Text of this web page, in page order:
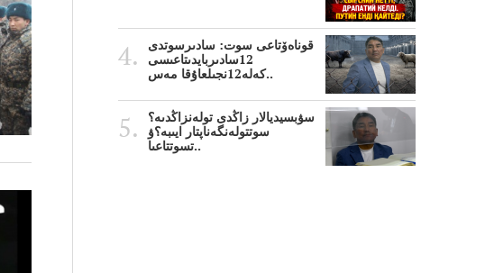
قوناەۆتاعى سوت: سادىرسوتدى
12سادىربايدىتاعىسى
كەلە12نجىلعاۇقا مەس..
سۋبسيديالار زاڭدى تولەنزاڭدىە؟
سوتتولەنگەناپتار ايىبە؟ۋ
تسوتتاعىا..